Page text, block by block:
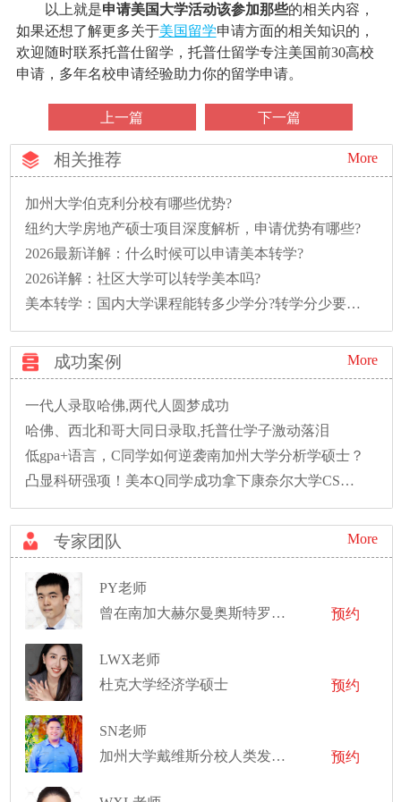
以上就是申请美国大学活动该参加那些的相关内容，
如果还想了解更多关于美国留学申请方面的相关知识的，
欢迎随时联系托普仕留学，托普仕留学专注美国前30高校
申请，多年名校申请经验助力你的留学申请。
上一篇 下一篇
相关推荐 More
加州大学伯克利分校有哪些优势?
纽约大学房地产硕士项目深度解析，申请优势有哪些?
2026最新详解：什么时候可以申请美本转学?
2026详解：社区大学可以转学美本吗?
美本转学：国内大学课程能转多少学分?转学分少要多读一年怎么办?
成功案例 More
一代人录取哈佛,两代人圆梦成功
哈佛、西北和哥大同日录取,托普仕学子激动落泪
低gpa+语言，C同学如何逆袭南加州大学分析学硕士？
凸显科研强项！美本Q同学成功拿下康奈尔大学CS硕士录取！
专家团队 More
PY老师
曾在南加大赫尔曼奥斯特罗牙科学院担任教授助理
预约
LWX老师
杜克大学经济学硕士
预约
SN老师
加州大学戴维斯分校人类发展理学学士，丰富的招生工作经验
预约